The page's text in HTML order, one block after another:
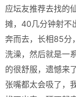
应坛友推荐去找的
摊，40几分钟射不
奔而去，长相85分
洗澡，然后就是一
的很舒服，遗憾来
张嘴都太会吸了，